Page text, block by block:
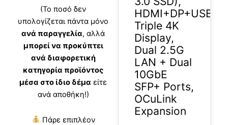
(Το ποσό δεν
υπολογίζεται πάντα μόνο
ανά παραγγελία, αλλά
μπορεί να προκύπτει
ανά διαφορετική
κατηγορία προϊόντος
μέσα στο ίδιο δέμα είτε
ανά αποθήκη!)
Πάρε επιπλέον
HDMI+DP+USB4
Triple 4K
Display,
Dual 2.5G
LAN + Dual
10GbE
SFP+ Ports,
OCuLink
Expansion